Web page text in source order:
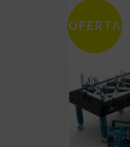
OFERTA